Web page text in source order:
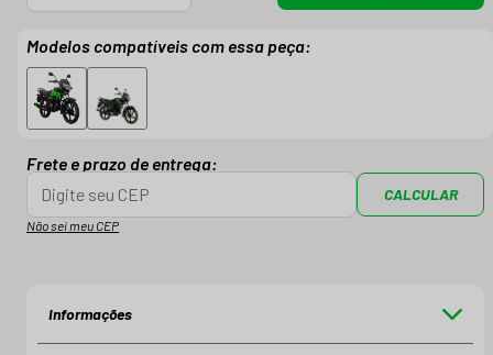
Modelos compatíveis com essa peça:
Frete e prazo de entrega:
CALCULAR
Não sei meu CEP
Informações